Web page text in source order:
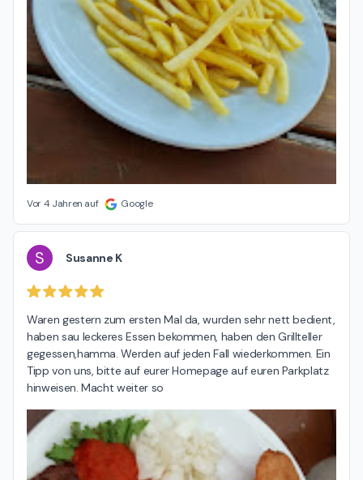
Vor 4 Jahren auf Google
S Susanne K
Waren gestern zum ersten Mal da, wurden sehr nett bedient,
haben sau leckeres Essen bekommen, haben den Grillteller
gegessen,hamma. Werden auf jeden Fall wiederkommen. Ein
Tipp von uns, bitte auf eurer Homepage auf euren Parkplatz
hinweisen. Macht weiter so